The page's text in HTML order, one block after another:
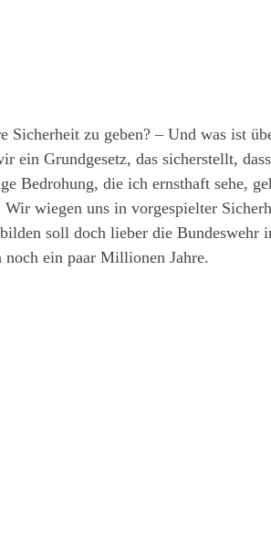
zu geben? – Und was ist
ein Grundgesetz, das sicherstellt,
Bedrohung, die ich ernsthaft sehe,
wiegen uns in vorgespielter
soll doch lieber die Bundeswehr
ein paar Millionen Jahre.